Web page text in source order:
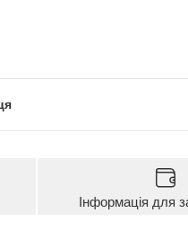
Інформація для